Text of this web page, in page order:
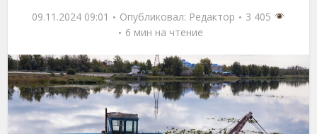
09.11.2024 09:01 Опубликовал: Редактор
3 405
6 мин на чтение